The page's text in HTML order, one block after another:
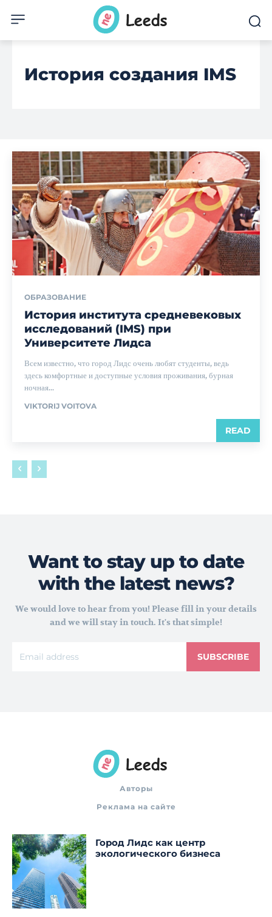
История создания IMS‌
ОБРАЗОВАНИЕ
История института средневековых
исследований (IMS) при
Университете Лидса
Всем известно, что город Лидс очень любят студенты, ведь
здесь комфортные и доступные условия проживания, бурная
ночная...
VIKTORIJ VOITOVA
READ
Want to stay up to date
with the latest news?
We would love to hear from you! Please fill in your details
and we will stay in touch. It's that simple!
SUBSCRIBE
Авторы
Реклама на сайте
Город Лидс как центр
экологического бизнеса